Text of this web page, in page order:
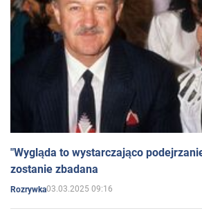
"Wygląda to wystarczająco
zostanie zbadana
Rozrywka03.03.2025 09:16